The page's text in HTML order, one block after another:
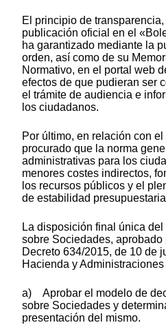
El principio de
publicación oficial en el
ha garantizado mediante la
orden, así como de su
Normativo, en el portal web
efectos de que pudieran ser
el trámite de audiencia e
los ciudadanos.
Por último, en relación con
procurado que la norma
administrativas para los
menores costes indirectos,
los recursos públicos y el
de estabilidad
La disposición final única
sobre Sociedades, aprobado
Decreto 634/2015, de 10 de
Hacienda y
a) Aprobar el modelo de
sobre Sociedades y
presentación del mismo.